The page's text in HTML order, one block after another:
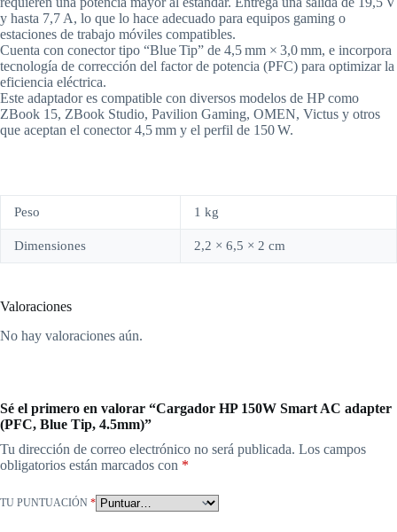
y hasta 7,7 A, lo que lo hace adecuado para equipos gaming o
estaciones de trabajo móviles compatibles.
Cuenta con conector tipo “Blue Tip” de 4,5 mm × 3,0 mm, e incorpora
tecnología de corrección del factor de potencia (PFC) para optimizar la
eficiencia eléctrica.
Este adaptador es compatible con diversos modelos de HP como
ZBook 15, ZBook Studio, Pavilion Gaming, OMEN, Victus y otros
que aceptan el conector 4,5 mm y el perfil de 150 W.
Peso 1 kg
Dimensiones 2,2 × 6,5 × 2 cm
Valoraciones
No hay valoraciones aún.
Sé el primero en valorar “Cargador HP 150W Smart AC adapter
(PFC, Blue Tip, 4.5mm)”
Tu dirección de correo electrónico no será publicada. Los campos
obligatorios están marcados con *
TU PUNTUACIÓN *